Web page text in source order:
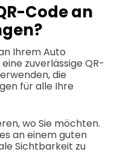
Code an
Ihrem Auto
zuverlässige QR-
die
für alle Ihre
wo Sie möchten.
an einem guten
Sichtbarkeit zu